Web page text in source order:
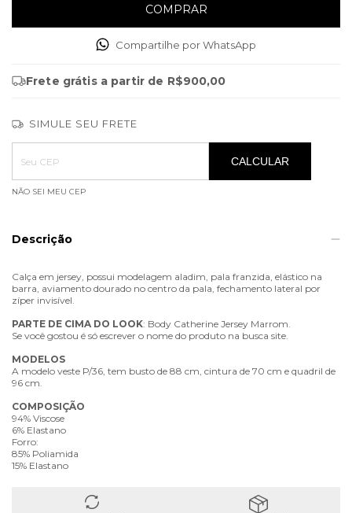
Compartilhe por WhatsApp
Frete grátis a partir de R$900,00
SIMULE SEU FRETE
Entregas para o CEP:
ALTERAR CEP
CALCULAR
NÃO SEI MEU CEP
Descrição
Calça em jersey, possui modelagem aladim, pala franzida, elástico na
barra, aviamento dourado no centro da pala, fechamento lateral por
zíper invisível.
PARTE DE CIMA DO LOOK: Body Catherine Jersey Marrom.
Se você gostou é só escrever o nome do produto na busca site.
MODELOS
A modelo veste P/36, tem busto de 88 cm, cintura de 70 cm e quadril de
96 cm.
COMPOSIÇÃO
94% Viscose
6% Elastano
Forro:
85% Poliamida
15% Elastano